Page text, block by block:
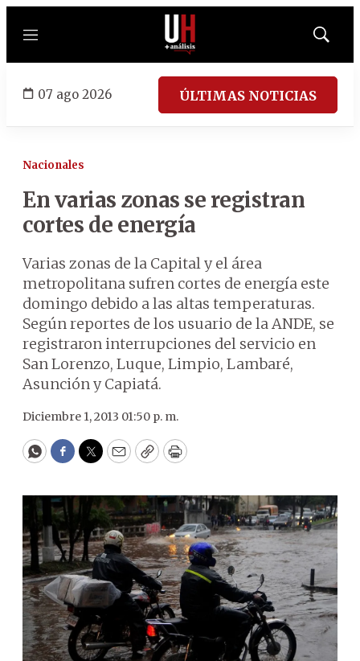
Menú
Mostrar
07 ago 2026 ÚLTIMAS NOTICIAS
Nacionales
En varias zonas se registran
cortes de energía
Varias zonas de la Capital y el área
metropolitana sufren cortes de energía este
domingo debido a las altas temperaturas.
Según reportes de los usuario de la ANDE, se
registraron interrupciones del servicio en
San Lorenzo, Luque, Limpio, Lambaré,
Asunción y Capiatá.
Diciembre 1, 2013 01:50 p. m.
WhatsApp
Facebook
Twitter
EmailCopyPrint